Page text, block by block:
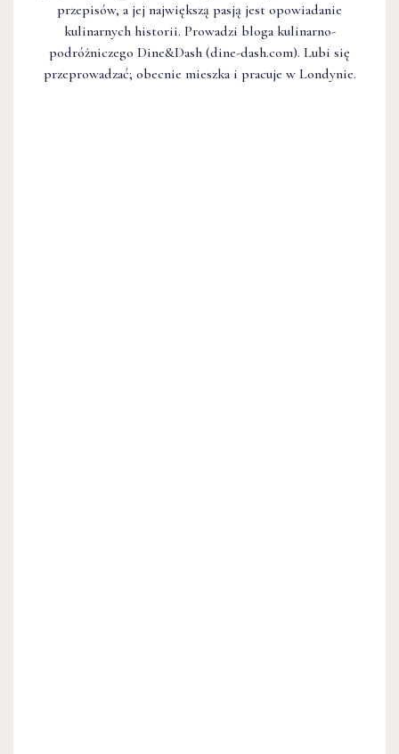
przepisów, a jej największą pasją jest opowiadanie
kulinarnych historii. Prowadzi bloga kulinarno-
podróżniczego Dine&Dash (dine-dash.com). Lubi się
przeprowadzać; obecnie mieszka i pracuje w Londynie.